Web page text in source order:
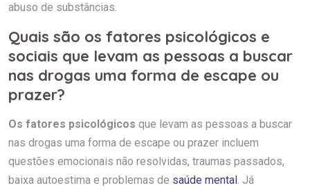
abuso de substâncias.
Quais são os fatores psicológicos e
sociais que levam as pessoas a buscar
nas drogas uma forma de escape ou
prazer?
Os fatores psicológicos que levam as pessoas a buscar
nas drogas uma forma de escape ou prazer incluem
questões emocionais não resolvidas, traumas passados,
baixa autoestima e problemas de saúde mental . Já